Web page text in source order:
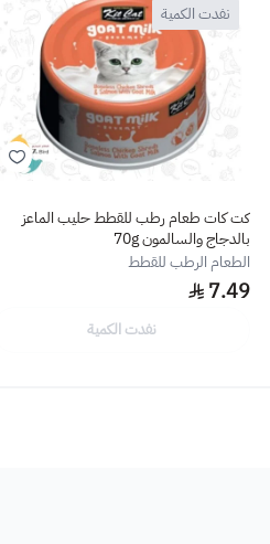
نفدت الكمية
كت كات طعام رطب للقطط حليب الماعز
بالدجاج والسالمون 70g
الطعام الرطب للقطط
7.49
نفدت الكمية